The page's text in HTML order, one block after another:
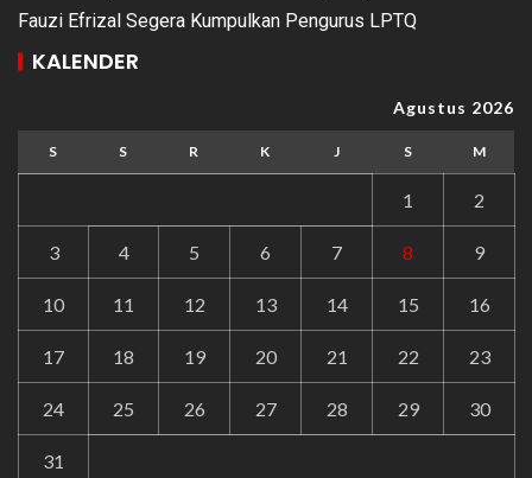
Fauzi Efrizal Segera Kumpulkan Pengurus LPTQ
KALENDER
Agustus 2026
S S R K J S M
1 2
3 4 5 6 7 8 9
10 11 12 13 14 15 16
17 18 19 20 21 22 23
24 25 26 27 28 29 30
31